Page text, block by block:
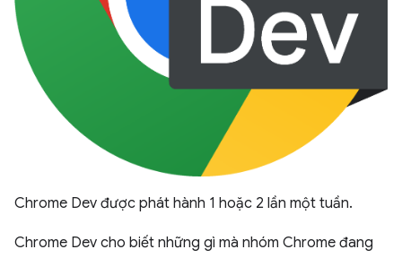
Chrome Dev được phát hành 1 hoặc 2 lần một tuần.
Chrome Dev cho biết những gì mà nhóm Chrome đang